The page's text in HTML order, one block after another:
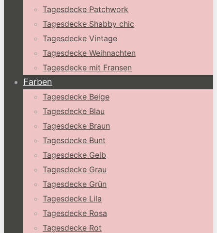
Tagesdecke Patchwork
Tagesdecke Shabby chic
Tagesdecke Vintage
Tagesdecke Weihnachten
Tagesdecke mit Fransen
Farben
Tagesdecke Beige
Tagesdecke Blau
Tagesdecke Braun
Tagesdecke Bunt
Tagesdecke Gelb
Tagesdecke Grau
Tagesdecke Grün
Tagesdecke Lila
Tagesdecke Rosa
Tagesdecke Rot